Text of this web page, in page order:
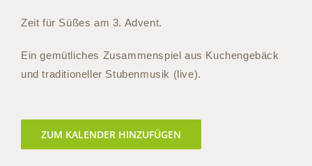
Zeit für Süßes am 3. Advent.
Ein gemütliches Zusammenspiel aus Kuchengebäck
und traditioneller Stubenmusik (live).
ZUM KALENDER HINZUFÜGEN